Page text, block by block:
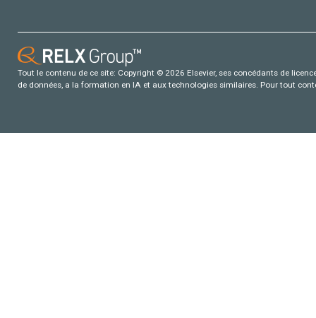
Tout le contenu de ce site: Copyright © 2026 Elsevier, ses concédants de
de données, a la formation en IA et aux technologies similaires. Pour tout